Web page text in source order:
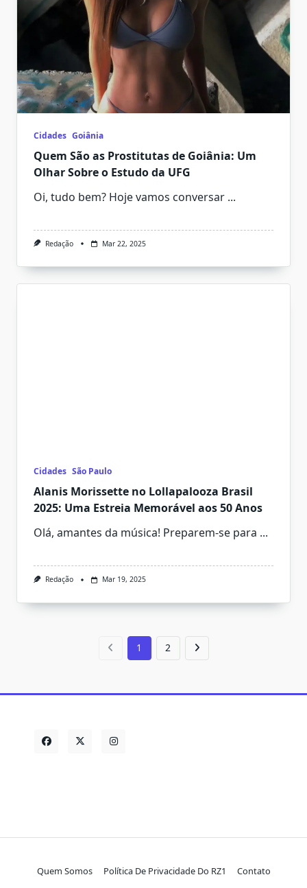
Cidades Goiânia
Quem São as Prostitutas de Goiânia: Um
Olhar Sobre o Estudo da UFG
Oi, tudo bem? Hoje vamos conversar ...
Redação Mar 22, 2025
Cidades São Paulo
Alanis Morissette no Lollapalooza Brasil
2025: Uma Estreia Memorável aos 50 Anos
Olá, amantes da música! Preparem-se para ...
Redação Mar 19, 2025
1 2
Quem Somos Política De Privacidade Do RZ1 Contato